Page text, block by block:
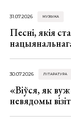
31.07.2026 МУЗЫКА
Песні, якія
30.07.2026 ЛІТАРАТУРА
«Віўся, як
невядомы